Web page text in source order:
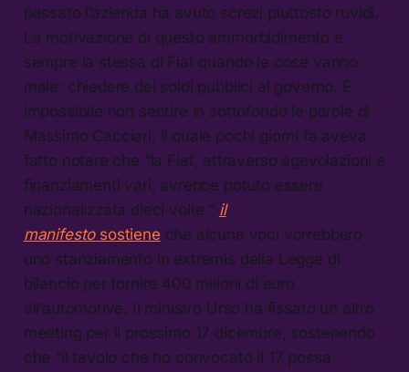
passato l’azienda ha avuto screzi piuttosto ruvidi.
La motivazione di questo ammorbidimento è
sempre la stessa di Fiat quando le cose vanno
male: chiedere dei soldi pubblici al governo. È
impossibile non sentire in sottofondo le parole di
Massimo Cacciari, il quale pochi giorni fa aveva
fatto notare che “la Fiat, attraverso agevolazioni e
finanziamenti vari, avrebbe potuto essere
nazionalizzata dieci volte.” il
manifesto sostiene che alcune voci vorrebbero
uno stanziamento in extremis della Legge di
bilancio per fornire 400 milioni di euro
all’automotive. Il ministro Urso ha fissato un altro
meeting per il prossimo 17 dicembre, sostenendo
che “il tavolo che ho convocato il 17 possa